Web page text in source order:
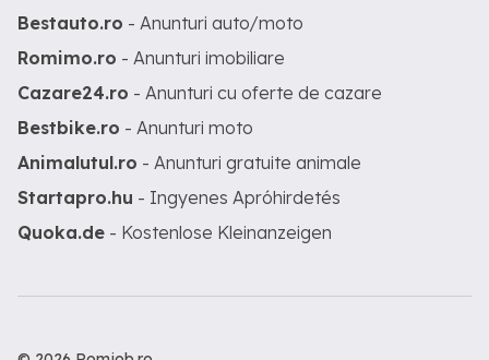
Bestauto.ro - Anunturi auto/moto
Romimo.ro - Anunturi imobiliare
Cazare24.ro - Anunturi cu oferte de cazare
Bestbike.ro - Anunturi moto
Animalutul.ro - Anunturi gratuite animale
Startapro.hu - Ingyenes Apróhirdetés
Quoka.de - Kostenlose Kleinanzeigen